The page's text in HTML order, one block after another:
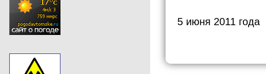
5 июня 2011 года